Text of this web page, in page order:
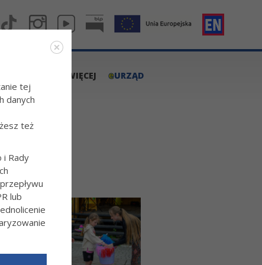
WIĘCEJ eURZĄD
tej
danych
też
i Rady
lub